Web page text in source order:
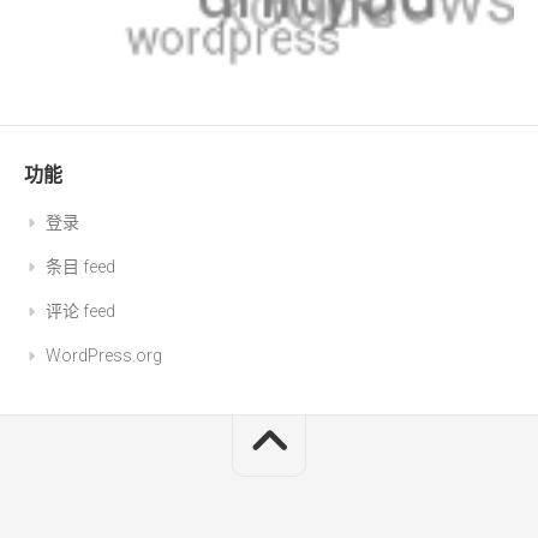
功能
登录
条目 feed
评论 feed
WordPress.org